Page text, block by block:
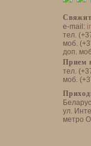
e-mail:
тел.
моб.
доп.
Прием
тел.
моб.
ул.
метро